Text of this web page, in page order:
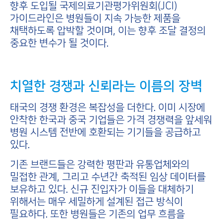
향후 도입될 국제의료기관평가위원회(JCI)
가이드라인은 병원들이 지속 가능한 제품을
채택하도록 압박할 것이며, 이는 향후 조달 결정의
중요한 변수가 될 것이다.
치열한 경쟁과 신뢰라는 이름의 장벽
태국의 경쟁 환경은 복잡성을 더한다. 이미 시장에
안착한 한국과 중국 기업들은 가격 경쟁력을 앞세워
병원 시스템 전반에 호환되는 기기들을 공급하고
있다.
기존 브랜드들은 강력한 평판과 유통업체와의
밀접한 관계, 그리고 수년간 축적된 임상 데이터를
보유하고 있다. 신규 진입자가 이들을 대체하기
위해서는 매우 세밀하게 설계된 접근 방식이
필요하다. 또한 병원들은 기존의 업무 흐름을